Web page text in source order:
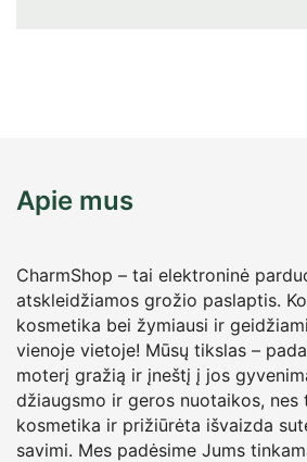
Apie mus
CharmShop – tai elektroninė
atskleidžiamos grožio paslaptis.
kosmetika bei žymiausi ir
vienoje vietoje! Mūsų tikslas –
moterį gražią ir įneštį į jos
džiaugsmo ir geros nuotaikos, nes
kosmetika ir prižiūrėta išvaizda
savimi. Mes padėsime Jums